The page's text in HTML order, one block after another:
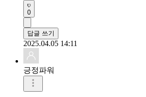
0
답글 쓰기
2025.04.05 14:11
긍정파워